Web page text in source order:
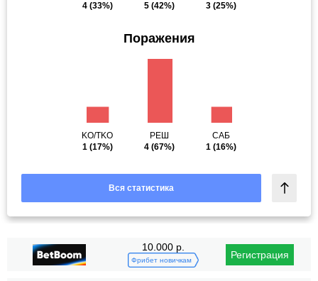
4(33%)
5 (42%)
3 (25%)
Поражения
KO/TKO
1(17%)
РЕШ
4 (67%)
САБ
1 (16%)
Вся статистика
10.000 р.
Фрибет новичкам Регистрация